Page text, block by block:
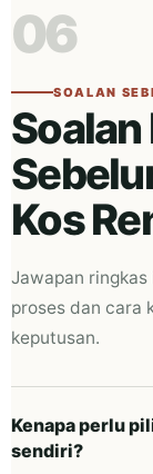
06
SOALAN
Kos
Jawapan ringkas
proses dan cara
keputusan.
Kenapa perlu
sendiri?